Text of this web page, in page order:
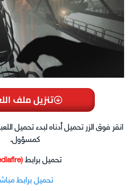
تنزيل ملف
انقر فوق الزر تحميل أدناه لبدء تحميل
كمسؤول.
تحميل برابط(Mediafire)
تحميل برابط